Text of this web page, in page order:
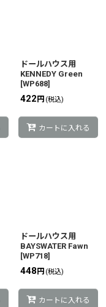
ドールハウス用
KENNEDY Green
[WP688]
422 円 (税込)
カートに入れる
ドールハウス用
BAYSWATER Fawn
[WP718]
448 円 (税込)
カートに入れる